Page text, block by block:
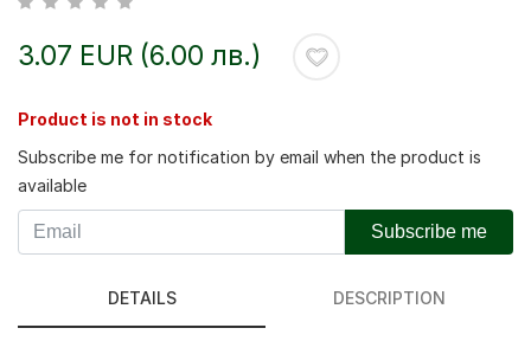
3.07 EUR (6.00 лв.)
Product is not in stock
Subscribe me for notification by email when the product is
available
Subscribe me
DETAILS DESCRIPTION